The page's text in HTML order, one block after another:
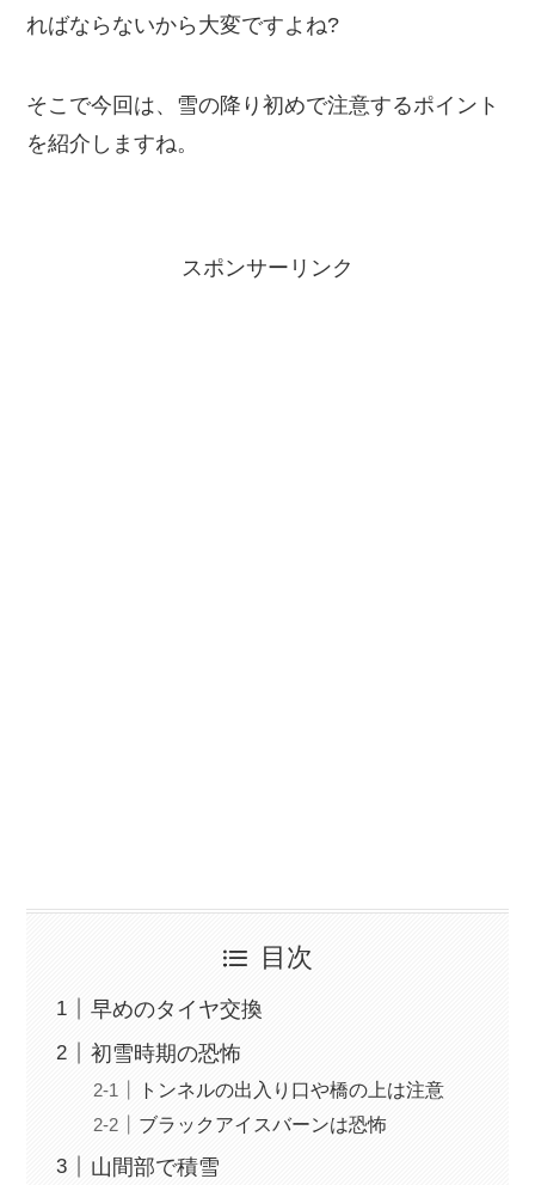
ればならないから大変ですよね?
そこで今回は、雪の降り初めで注意するポイント
を紹介しますね。
スポンサーリンク
目次
早めのタイヤ交換
初雪時期の恐怖
トンネルの出入り口や橋の上は注意
ブラックアイスバーンは恐怖
山間部で積雪